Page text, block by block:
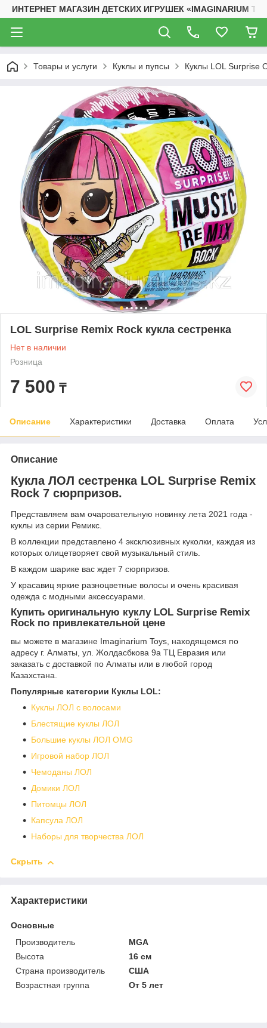
ИНТЕРНЕТ МАГАЗИН ДЕТСКИХ ИГРУШЕК «IMAGINARIUM
Товары и услуги Куклы и пупсы Куклы LOL Surprise
LOL Surprise Remix Rock кукла сестренка
Нет в наличии
Розница
7 500 ₸
Описание Характеристики Доставка Оплата
Описание
Кукла ЛОЛ сестренка LOL Surprise Remix
Rock 7 сюрпризов.
Представляем вам очаровательную новинку лета 2021 года -
куклы из серии Ремикс.
В коллекции представлено 4 эксклюзивных куколки, каждая из
которых олицетворяет свой музыкальный стиль.
В каждом шарике вас ждет 7 сюрпризов.
У красавиц яркие разноцветные волосы и очень красивая
одежда с модными аксессуарами.
Купить оригинальную куклу LOL Surprise Remix
Rock по привлекательной цене
вы можете в магазине Imaginarium Toys, находящемся по
адресу г. Алматы, ул. Жолдасбкова 9а ТЦ Евразия или
заказать с доставкой по Алматы или в любой город
Казахстана.
Популярные категории Куклы LOL:
Куклы ЛОЛ с волосами
Блестящие куклы ЛОЛ
Большие куклы ЛОЛ OMG
Игровой набор ЛОЛ
Чемоданы ЛОЛ
Домики ЛОЛ
Питомцы ЛОЛ
Капсула ЛОЛ
Наборы для творчества ЛОЛ
Скрыть
Характеристики
Основные
Производитель
MGA
Высота
16 см
Страна производитель
США
Возрастная группа
От 5 лет